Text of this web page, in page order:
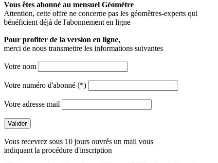
Vous êtes abonné au mensuel Géomètre
Attention, cette offre ne concerne pas les géomètres-experts qui
bénéficient déjà de l'abonnement en ligne
Pour profiter de la version en ligne,
merci de nous transmettre les informations suivantes
Votre nom
Votre numéro d'abonné (*)
Votre adresse mail
Vous recevrez sous 10 jours ouvrés un mail vous
indiquant la procédure d'inscription